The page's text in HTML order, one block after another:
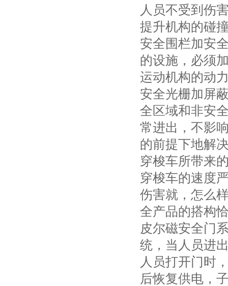
人员不受到伤
提升机构的碰
安全围栏加安
的设施，必须
运动机构的动
安全光栅加屏
全区域和非安
常进出，不影
的前提下地解
穿梭车所带来
穿梭车的速度
伤害就，怎么
全产品的搭构
皮尔磁安全门
统，当人员进
人员打开门时
后恢复供电，